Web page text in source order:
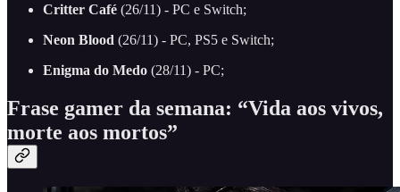
Critter Café (26/11) - PC e Switch;
Neon Blood (26/11) - PC, PS5 e Switch;
Enigma do Medo (28/11) - PC;
Frase gamer da semana: “Vida aos vivos,
morte aos mortos”